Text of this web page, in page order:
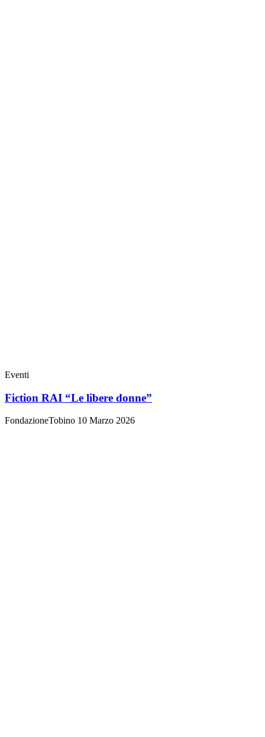
Eventi
Fiction RAI “Le libere donne”
FondazioneTobino 10 Marzo 2026